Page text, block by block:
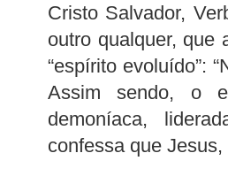
Cristo Salvador,
outro qualquer, que
“espírito evoluído”:
Assim sendo, o
demoníaca,
confessa que